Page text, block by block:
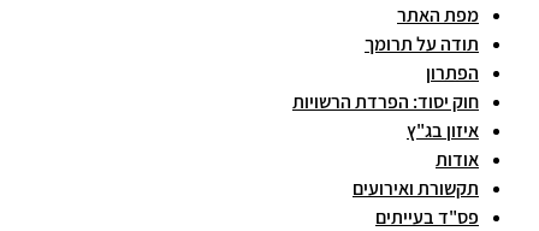
מפת האתר
תודה על תרומך
הפתרון
חוק יסוד: הפרדת הרשויות
איזון בג"ץ
אודות
תקשורת ואירועים
פס"ד בעייתים